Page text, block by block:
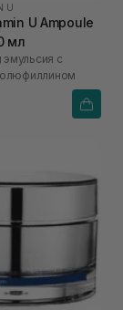
U
U Ampoule
мл
с